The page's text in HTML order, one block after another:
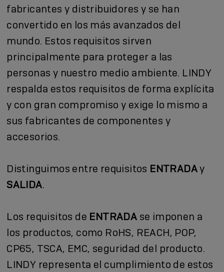
fabricantes y distribuidores y se han
convertido en los más avanzados del
mundo. Estos requisitos sirven
principalmente para proteger a las
personas y nuestro medio ambiente. LINDY
respalda estos requisitos de forma explícita
y con gran compromiso y exige lo mismo a
sus fabricantes de componentes y
accesorios.
Distinguimos entre requisitos ENTRADAy
SALIDA.
Los requisitos de ENTRADA se imponen a
los productos, como RoHS, REACH, POP,
CP65, TSCA, EMC, seguridad del producto.
LINDY representa el cumplimiento de estos